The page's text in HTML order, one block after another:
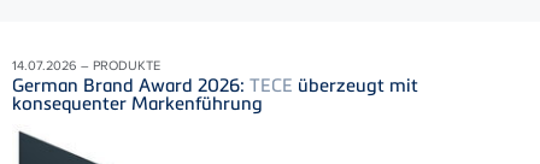
14.07.2026 – PRODUKTE
German Brand Award 2026: TECE überzeugt mit
konsequenter Markenführung